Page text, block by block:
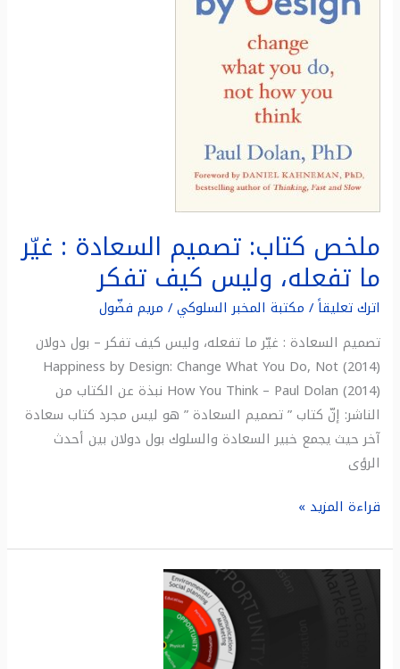
ملخص كتاب: تصميم السعادة : غيّر
ما تفعله، وليس كيف تفكر
اترك تعليقاً/ مكتبة المخبر السلوكي/ مريم فضّول
تصميم السعادة : غيّر ما تفعله، وليس كيف تفكر – بول دولان
(2014) Happiness by Design: Change What You Do, Not
How You Think – Paul Dolan (2014) نبذة عن الكتاب من
الناشر: إنّ كتاب ” تصميم السعادة ” هو ليس مجرد كتاب سعادة
آخر حيث يجمع خبير السعادة والسلوك بول دولان بين أحدث
الرؤى
قراءة المزيد »